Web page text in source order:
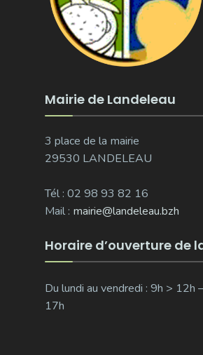
Mairie de Landeleau
3 place de la mairie
29530 LANDELEAU
Tél : 02 98 93 82 16
Mail : mairie@landeleau.bzh
Horaire d’ouverture de
Du lundi au vendredi : 9h > 12h
17h